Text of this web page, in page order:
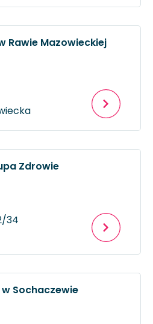
Rawie Mazowieckiej
Zdrowie
34
Sochaczewie